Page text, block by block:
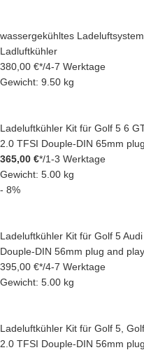
wassergekühltes
Ladluftkühler
380,00 €*/4-7 Werktage
Gewicht: 9.50 kg
Ladeluftkühler Kit für Golf 5 6
2.0 TFSI Douple-DIN 65mm
365,00 €*/1-3 Werktage
Gewicht: 5.00 kg
- 8%
Ladeluftkühler Kit für Golf 5
Douple-DIN 56mm plug and
395,00 €*/4-7 Werktage
Gewicht: 5.00 kg
Ladeluftkühler Kit für Golf 5,
2.0 TFSI Douple-DIN 56mm